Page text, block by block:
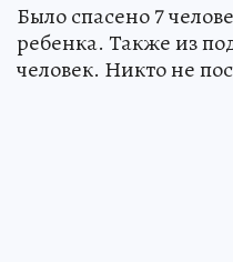
Было спасено 7
ребенка. Также из
человек. Никто не